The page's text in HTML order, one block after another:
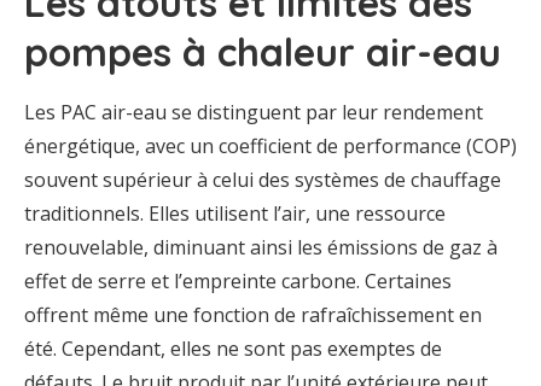
pompes à chaleur air-eau
Les PAC air-eau se distinguent par leur rendement
énergétique, avec un coefficient de performance (COP)
souvent supérieur à celui des systèmes de chauffage
traditionnels. Elles utilisent l’air, une ressource
renouvelable, diminuant ainsi les émissions de gaz à
effet de serre et l’empreinte carbone. Certaines
offrent même une fonction de rafraîchissement en
été. Cependant, elles ne sont pas exemptes de